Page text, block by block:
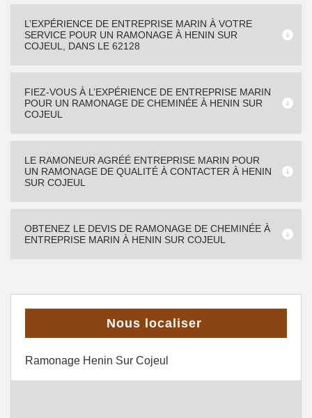
L’EXPÉRIENCE DE ENTREPRISE MARIN À VOTRE
SERVICE POUR UN RAMONAGE À HENIN SUR
COJEUL, DANS LE 62128
FIEZ-VOUS À L’EXPÉRIENCE DE ENTREPRISE MARIN
POUR UN RAMONAGE DE CHEMINÉE À HENIN SUR
COJEUL
LE RAMONEUR AGRÉÉ ENTREPRISE MARIN POUR
UN RAMONAGE DE QUALITÉ À CONTACTER À HENIN
SUR COJEUL
OBTENEZ LE DEVIS DE RAMONAGE DE CHEMINÉE À
ENTREPRISE MARIN À HENIN SUR COJEUL
Nous localiser
Ramonage Henin Sur Cojeul